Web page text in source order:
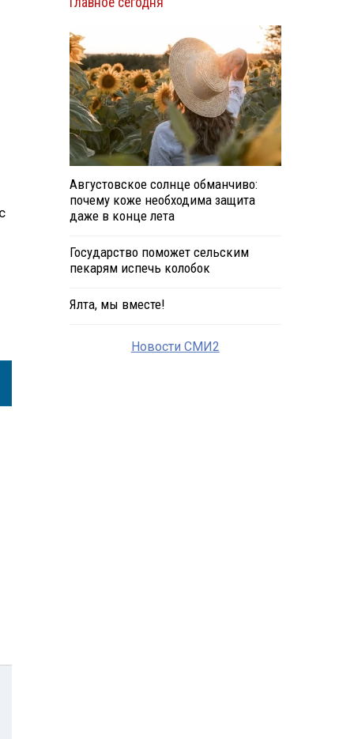
Августовское солнце обманчиво:
почему коже необходима защита
даже в конце лета
Государство поможет сельским
пекарям испечь колобок
Ялта, мы вместе!
Новости СМИ2